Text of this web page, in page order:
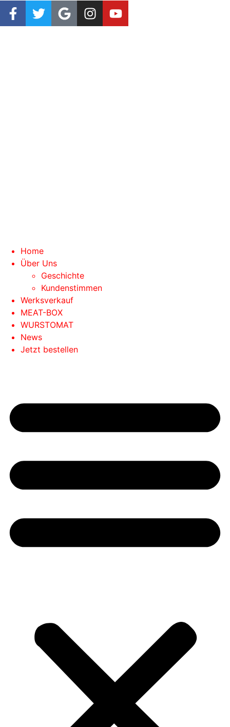
Home
Über Uns
Geschichte
Kundenstimmen
Werksverkauf
MEAT-BOX
WURSTOMAT
News
Jetzt bestellen